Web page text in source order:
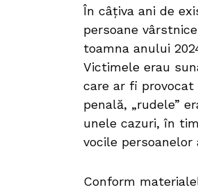
În câțiva ani de
persoane
toamna anului
Victimele erau
care ar fi provocat
penală, „rudele”
unele cazuri, în
vocile persoanelor
Conform